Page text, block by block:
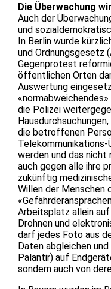
Die Überwachung
Auch der
und
In Berlin wurde
und Ordnungsgesetz
Gegenprotest
öffentlichen Orten
Auswertung
die Polizei
die betroffenen
werden und das nicht
auch gegen alle ihre
zukünftig
Willen der Menschen
Arbeitsplatz allein
Drohnen und
darf jedes Foto aus
Daten abgleichen
Palantir) auf
sondern auch von